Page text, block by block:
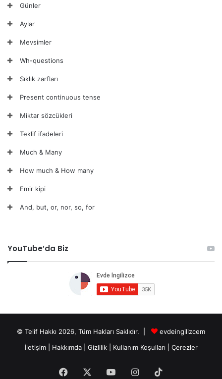
Günler
Aylar
Mevsimler
Wh-questions
Sıklık zarfları
Present continuous tense
Miktar sözcükleri
Teklif ifadeleri
Much & Many
How much & How many
Emir kipi
And, but, or, nor, so, for
YouTube’da Biz
© Telif Hakkı 2026, Tüm Hakları Saklıdır. |
evdeingilizcem
İletişim| Hakkımda Gizlilik Kullanım Koşulları Çerezler
Facebook YouTubeInstagram